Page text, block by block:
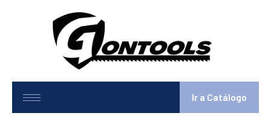
Ir a Catálogo